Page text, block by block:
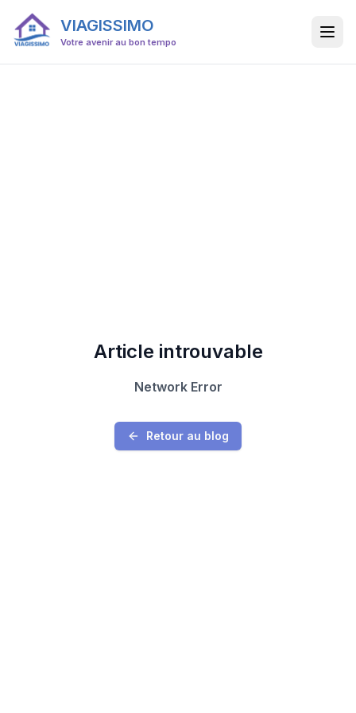
VIAGISSIMO
Votre avenir au bon tempo
Article introuvable
Network Error
Retour au blog